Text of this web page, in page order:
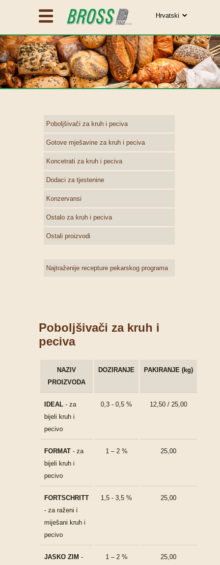
Poboljšivači za kruh i peciva
Gotove mješavine za kruh i peciva
Koncetrati za kruh i peciva
Dodaci za tjestenine
Konzervansi
Ostalo za kruh i peciva
Ostali proizvodi
Najtraženije recepture pekarskog programa
Poboljšivači za kruh i
peciva
NAZIV
PROIZVODA
DOZIRANJE PAKIRANJE (kg)
IDEAL - za
bijeli kruh i
pecivo
0,3 - 0,5 % 12,50 / 25,00
FORMAT - za
bijeli kruh i
pecivo
1 – 2 % 25,00
FORTSCHRITT
- za raženi i
miješani kruh i
pecivo
1,5 - 3,5 % 25,00
JASKO ZIM -
1 – 2 % 25,00